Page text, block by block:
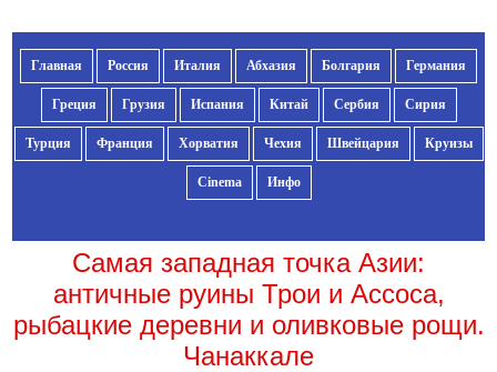
Главная Россия Италия Абхазия Болгария Германия
Греция Грузия Испания Китай Сербия Сирия
Турция Франция Хорватия Чехия Швейцария Круизы
Cinema Инфо
Самая западная точка Азии:
античные руины Трои и Ассоса,
рыбацкие деревни и оливковые рощи.
Чанаккале